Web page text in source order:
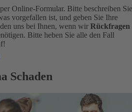
Online-Formular. Bitte beschreiben Sie
vorgefallen ist, und geben Sie Ihre
uns bei Ihnen, wenn wir Rückfragen
Bitte heben Sie alle den Fall
Schaden